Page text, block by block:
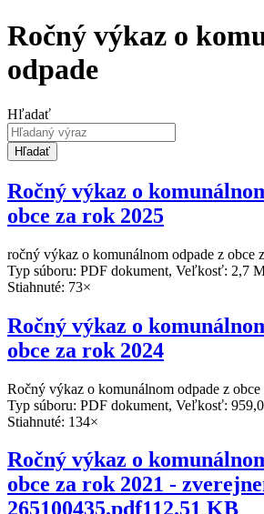
Ročný výkaz o
odpade
Hľadať
Hľadať
Ročný výkaz o
obce za rok 2025
ročný výkaz o komunálnom odpade z obce
Typ súboru: PDF dokument, Veľkosť: 2,7
Stiahnuté: 73×
Ročný výkaz o
obce za rok 2024
Ročný výkaz o komunálnom odpade z
Typ súboru: PDF dokument, Veľkosť:
Stiahnuté: 134×
Ročný výkaz o
obce za rok 2021 -
265100435.pdf112.51 KB